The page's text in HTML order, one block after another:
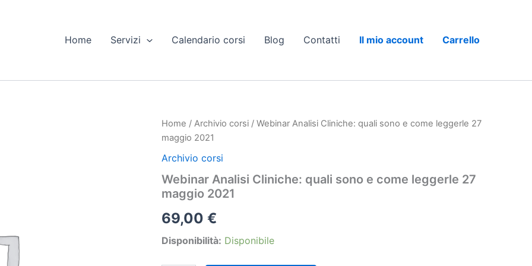
Home Servizi Calendario corsi Blog Contatti Il mio account Carrello
Home / Archivio corsi / Webinar Analisi Cliniche: quali sono e come leggerle 27
maggio 2021
Archivio corsi
Webinar Analisi Cliniche: quali sono e come leggerle 27
maggio 2021
69,00 €
Disponibilità: Disponibile